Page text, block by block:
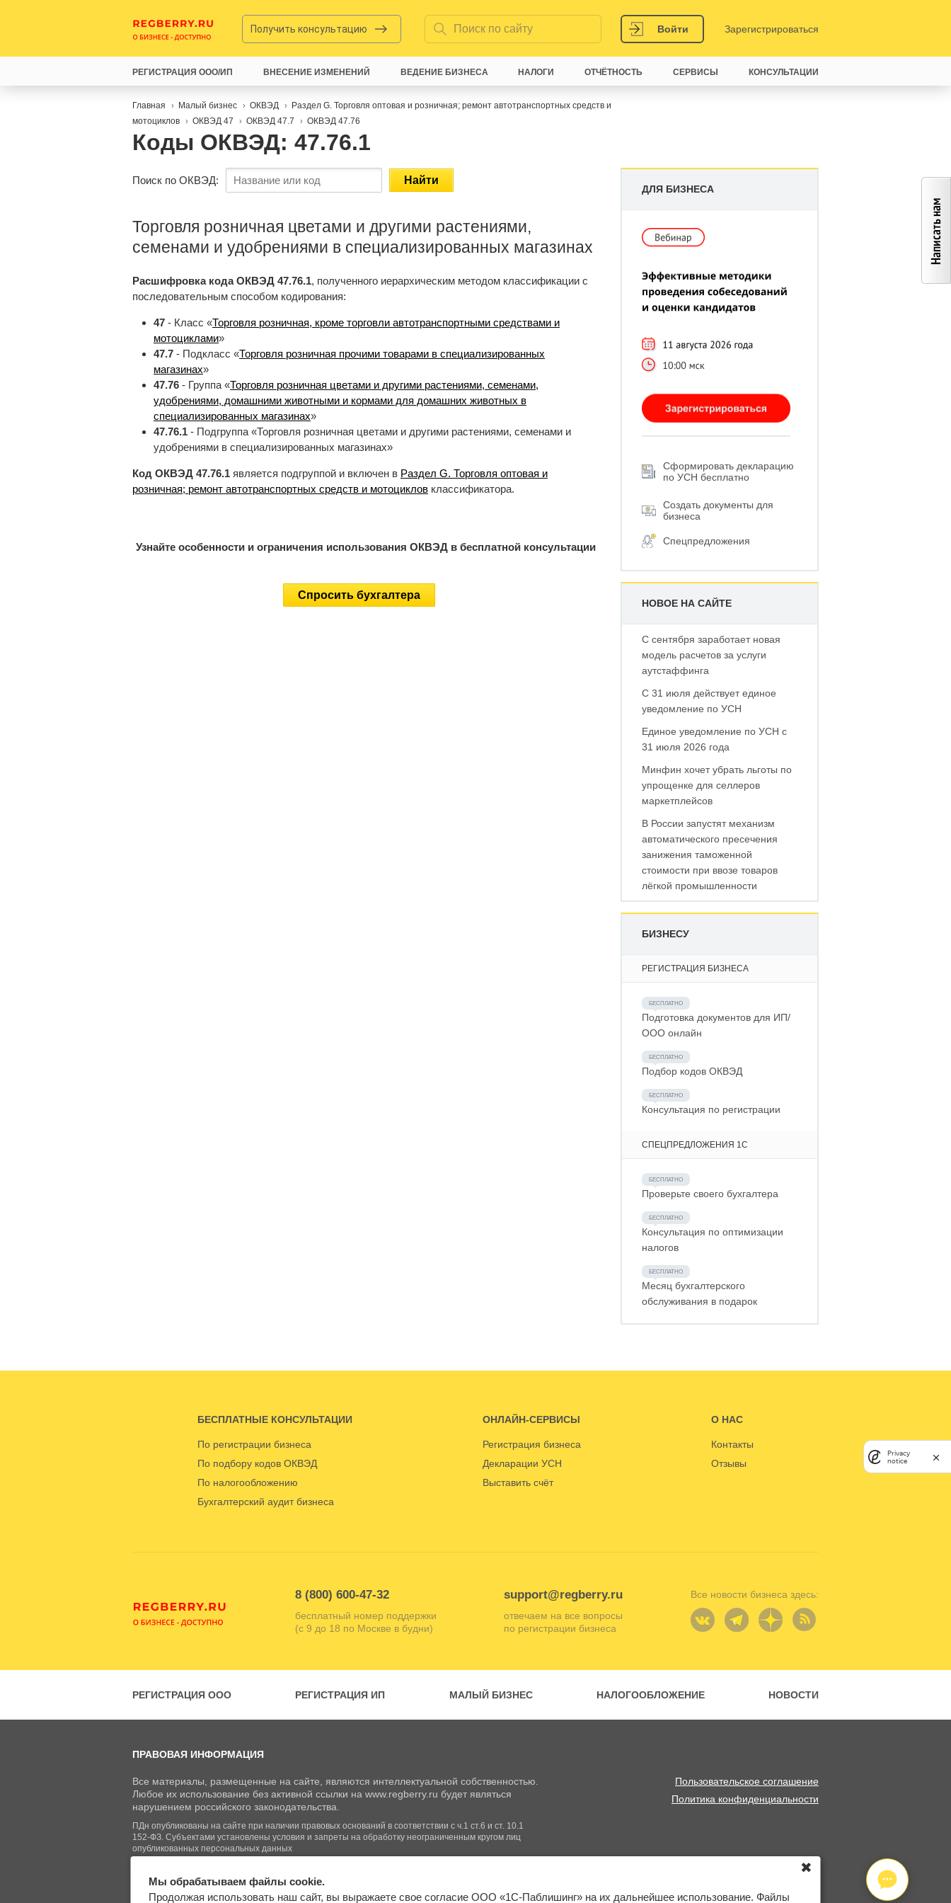
Получить консультацию Войти Зарегистрироваться
Главная Малый бизнес ОКВЭД
Раздел G. Торговля оптовая и розничная; ремонт автотранспортных средств и
мотоциклов
ОКВЭД 47 ОКВЭД 47.7 ОКВЭД 47.76
Коды ОКВЭД: 47.76.1
Поиск по ОКВЭД: Найти
Торговля розничная цветами и другими растениями,
семенами и удобрениями в специализированных магазинах
Расшифровка кода ОКВЭД 47.76.1, полученного иерархическим методом классификации с
последовательным способом кодирования:
47 - Класс «Торговля розничная, кроме торговли автотранспортными средствами и
мотоциклами»
47.7 - Подкласс «Торговля розничная прочими товарами в специализированных
магазинах»
47.76 - Группа «Торговля розничная цветами и другими растениями, семенами,
удобрениями, домашними животными и кормами для домашних животных в
специализированных магазинах»
47.76.1 - Подгруппа «Торговля розничная цветами и другими растениями, семенами и
удобрениями в специализированных магазинах»
Код ОКВЭД 47.76.1 является подгруппой и включен в Раздел G. Торговля оптовая и
розничная; ремонт автотранспортных средств и мотоциклов классификатора.
Узнайте особенности и ограничения использования ОКВЭД в бесплатной консультации
Спросить бухгалтера
ДЛЯ БИЗНЕСА
Сформировать декларацию
по УСН бесплатно
Создать документы для
бизнеса
Спецпредложения
НОВОЕ НА САЙТЕ
С сентября заработает новая
модель расчетов за услуги
аутстаффинга
С 31 июля действует единое
уведомление по УСН
Единое уведомление по УСН с
31 июля 2026 года
Минфин хочет убрать льготы по
упрощенке для селлеров
маркетплейсов
В России запустят механизм
автоматического пресечения
занижения таможенной
стоимости при ввозе товаров
лёгкой промышленности
БИЗНЕСУ
РЕГИСТРАЦИЯ БИЗНЕСА
Подготовка документов для ИП/
ООО онлайн
Подбор кодов ОКВЭД
Консультация по регистрации
СПЕЦПРЕДЛОЖЕНИЯ 1С
Проверьте своего бухгалтера
Консультация по оптимизации
налогов
Месяц бухгалтерского
обслуживания в подарок
РЕГИСТРАЦИЯ ООО/ИП ВНЕСЕНИЕ ИЗМЕНЕНИЙ ВЕДЕНИЕ БИЗНЕСА НАЛОГИ ОТЧЁТНОСТЬ СЕРВИСЫ КОНСУЛЬТАЦИИ
БЕСПЛАТНЫЕ КОНСУЛЬТАЦИИ
По регистрации бизнеса
По подбору кодов ОКВЭД
По налогообложению
Бухгалтерский аудит бизнеса
ОНЛАЙН-СЕРВИСЫ
Регистрация бизнеса
Декларации УСН
Выставить счёт
О НАС
Контакты
Отзывы
8 (800) 600-47-32
бесплатный номер поддержки
(с 9 до 18 по Москве в будни)
support@regberry.ru
отвечаем на все вопросы
по регистрации бизнеса
Все новости бизнеса здесь:
РЕГИСТРАЦИЯ ООО РЕГИСТРАЦИЯ ИП МАЛЫЙ БИЗНЕС НАЛОГООБЛОЖЕНИЕ НОВОСТИ
ПРАВОВАЯ ИНФОРМАЦИЯ
Все материалы, размещенные на сайте, являются интеллектуальной собственностью.
Любое их использование без активной ссылки на www.regberry.ru будет являться
нарушением российского законодательства.
ПДн опубликованы на сайте при наличии правовых оснований в соответствии с ч.1 ст.6 и ст. 10.1
152-ФЗ. Субъектами установлены условия и запреты на обработку неограниченным кругом лиц
опубликованных персональных данных
Пользовательское соглашение
Политика конфиденциальности
© Regberry.ru, 2013–2026 Входим в группу
Мы обрабатываем файлы cookie.
Продолжая использовать наш сайт, вы выражаете свое согласие ООО «1С-Паблишинг» на их дальнейшее использование. Файлы
✖
Privacy
notice